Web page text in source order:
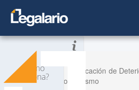
Todos los Documentos
Planes Nuevo
¿Cómo
funciona?
Notificación de
por el sismo